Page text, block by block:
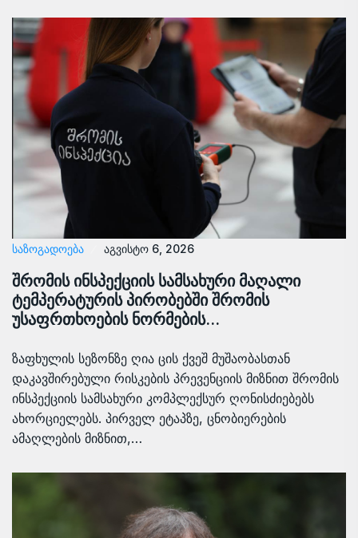
ᲡᲐᲖᲝᲒᲐᲓᲝᲔᲑᲐ აგვისტო 6, 2026
შრომის ინსპექციის სამსახური მაღალი
ტემპერატურის პირობებში შრომის
უსაფრთხოების ნორმების…
ზაფხულის სეზონზე ღია ცის ქვეშ მუშაობასთან
დაკავშირებული რისკების პრევენციის მიზნით შრომის
ინსპექციის სამსახური კომპლექსურ ღონისძიებებს
ახორციელებს. პირველ ეტაპზე, ცნობიერების
ამაღლების მიზნით,…